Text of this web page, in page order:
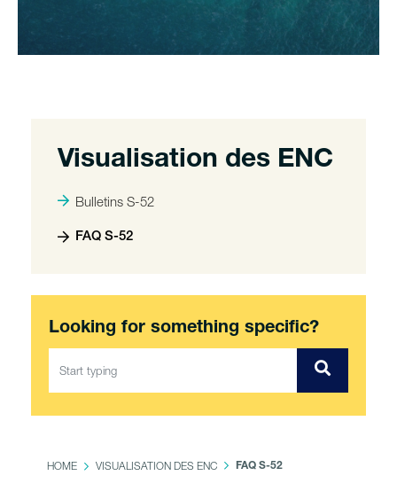
Visualisation des ENC
Bulletins S-52
FAQ S-52
Looking for something specific?
HOME VISUALISATION DES ENC FAQ S-52